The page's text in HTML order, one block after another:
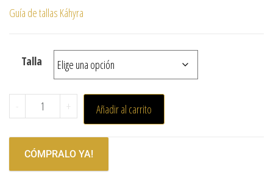
Guía de tallas Káhyra
Talla
- + Añadir al carrito
CÓMPRALO YA!